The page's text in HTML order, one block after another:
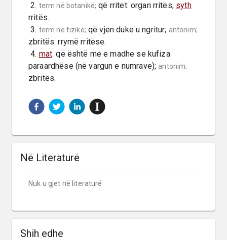
2. term në botanikë; që rritet: organ rritës; syth
rritës.
3. term në fizikë; që vjen duke u ngritur; antonim;
zbritës: rrymë rritëse.
4. mat. që është më e madhe se kufiza
paraardhëse (në vargun e numrave); antonim;
zbritës.
Në Literaturë
Nuk u gjet në literaturë
Shih edhe